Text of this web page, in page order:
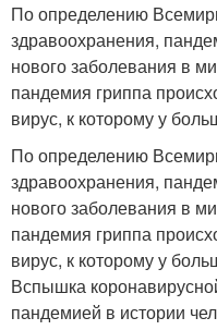
По определению
здравоохранения,
нового заболевания в
пандемия гриппа
вирус, к которому у
По определению
здравоохранения,
нового заболевания в
пандемия гриппа
вирус, к которому у
Вспышка
пандемией в истории